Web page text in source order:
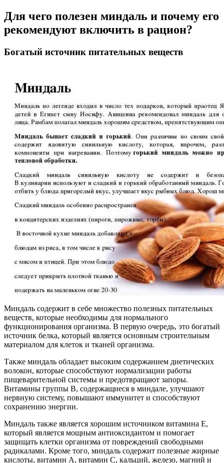
Для чего полезен миндаль и почему его
рекомендуют включить в рацион?
Богатый источник питательных веществ
Миндаль содержит в себе множество полезных питательных
веществ, которые необходимы для нормального
функционирования организма. В первую очередь, это богатый
источник белка, который является основным строительным
материалом для клеток и тканей организма.
Также миндаль обладает высоким содержанием диетических
волокон, которые способствуют нормализации работы
пищеварительной системы и предотвращают запоры.
Витамины группы B, содержащиеся в миндале, улучшают
нервную систему, повышают иммунитет и способствуют
сохранению энергии.
Миндаль также является хорошим источником витамина E,
который является мощным антиоксидантом и помогает
защищать клетки организма от повреждений свободными
радикалами. Кроме того, миндаль содержит полезные жирные
кислоты, витамин А, витамин С, кальций, железо, магний и